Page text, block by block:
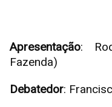
Apresentação:
Fazenda)
Debatedor: